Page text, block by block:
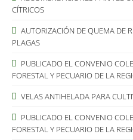
CÍTRICOS
AUTORIZACIÓN DE QUEMA DE
PLAGAS
PUBLICADO EL CONVENIO
FORESTAL Y PECUARIO DE LA
VELAS ANTIHELADA PARA
PUBLICADO EL CONVENIO
FORESTAL Y PECUARIO DE LA